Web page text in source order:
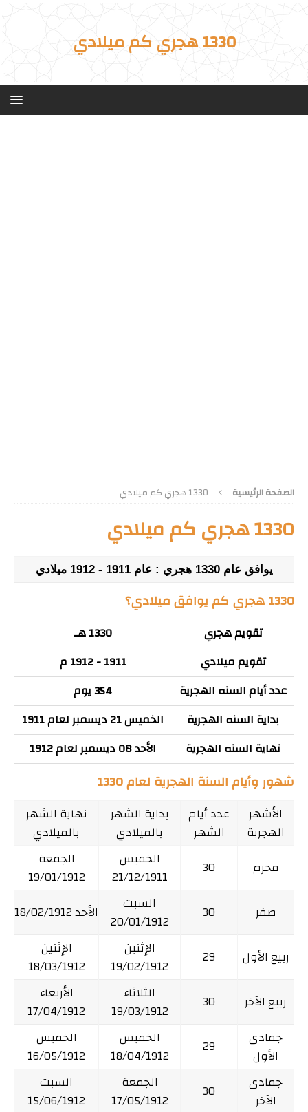
1330 هجري كم ميلادي
الصفحة الرئيسية 1330 هجري كم ميلادي
1330 هجري كم ميلادي
يوافق عام 1330 هجري : عام 1911 - 1912 ميلادي
1330 هجري كم يوافق ميلادي؟
تقويم هجري
1330 هـ
تقويم ميلادي
1911 - 1912 م
عدد أيام السنه الهجرية
354 يوم
بداية السنه الهجرية
الخميس 21 ديسمبر لعام 1911
نهاية السنه الهجرية
الأحد 08 ديسمبر لعام 1912
شهور وأيام السنة الهجرية لعام 1330
الأشهر
الهجرية
عدد أيام
الشهر
بداية الشهر
بالميلادي
نهاية الشهر
بالميلادي
محرم
30
الخميس
21/12/1911
الجمعة
19/01/1912
صفر
30
السبت
20/01/1912
الأحد 18/02/1912
ربيع الأول 29
الإثنين
19/02/1912
الإثنين
18/03/1912
ربيع الآخر
30
الثلاثاء
19/03/1912
الأربعاء
17/04/1912
جمادى
الأول
29
الخميس
18/04/1912
الخميس
16/05/1912
جمادى
الآخر
30
الجمعة
17/05/1912
السبت
15/06/1912